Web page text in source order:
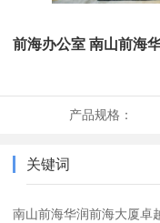
前海办公室 南山前海
产品规格：
关键词
南山前海华润前海大厦卓